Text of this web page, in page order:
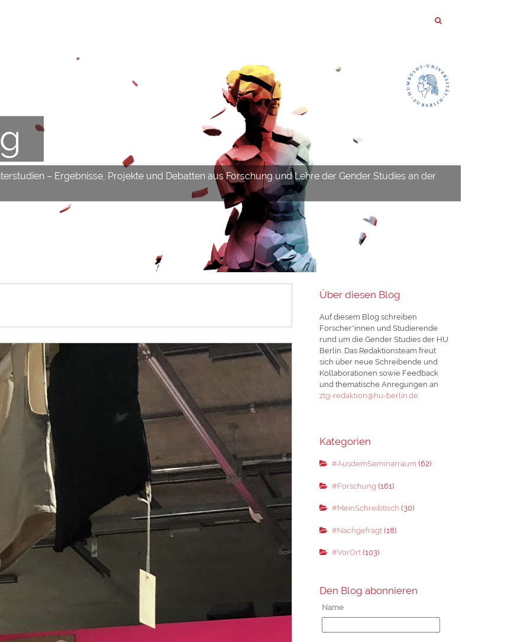
– Ergebnisse, Projekte und Debatten aus Forschung und Lehre der Gender Studies an der
Über diesen Blog
Auf diesem Blog schreiben
Forscher*innen und Studierende
rund um die Gender Studies der HU
Berlin. Das Redaktionsteam freut
sich über neue Schreibende und
Kollaborationen sowie Feedback
und thematische Anregungen an
ztg-redaktion@hu-berlin.de.
Kategorien
#AusdemSeminarraum (62)
#Forschung (161)
#MeinSchreibtisch (30)
#Nachgefragt(18)
#VorOrt(103)
Den Blog abonnieren
Name